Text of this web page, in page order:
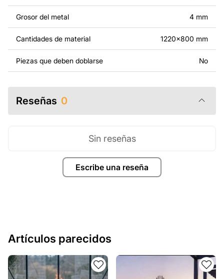
un producto de metal, ponte en contacto con nosotros.
Si tienes alguna pregunta o necesitas ayuda, ponte en
siempre listos para ayudarte.
Grosor del metal 4 mm
Cantidades de material 1220x800 mm
Piezas que deben doblarse No
Reseñas 0
Escribe una reseña
Sin reseñas
Artículos parecidos